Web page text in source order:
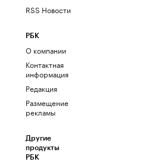
RSS Новости
РБК
О компании
Контактная
информация
Редакция
Размещение
рекламы
Другие
продукты
РБК